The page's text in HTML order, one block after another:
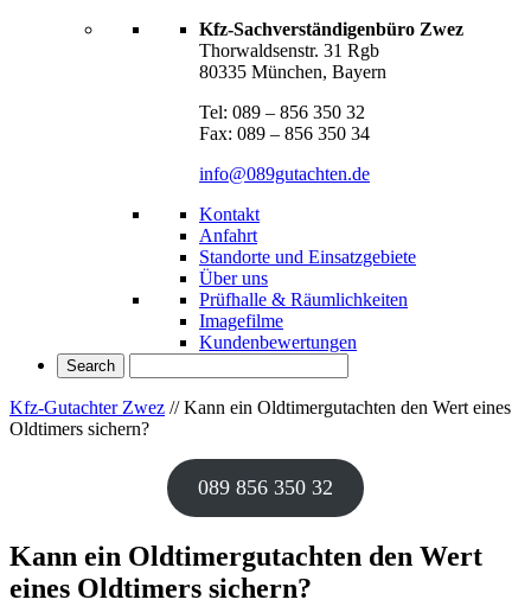
Kfz-Sachverständigenbüro Zwez
Thorwaldsenstr. 31 Rgb
80335 München, Bayern
Tel: 089 – 856 350 32
Fax: 089 – 856 350 34
info@089gutachten.de
Kontakt
Anfahrt
Standorte und Einsatzgebiete
Über uns
Prüfhalle & Räumlichkeiten
Imagefilme
Kundenbewertungen
Kfz-Gutachter Zwez //Kann ein Oldtimergutachten den Wert eines
Oldtimers sichern?
089 856 350 32
Kann ein Oldtimergutachten den Wert
eines Oldtimers sichern?